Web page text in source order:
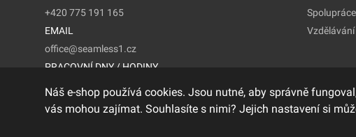
+420 775 191 165
EMAIL
office@seamless1.cz
PRACOVNÍ DNY / HODINY
Spolupráce
Vzdělávání
Náš e-shop používá cookies. Jsou nutné, aby správně
vás mohou zajímat. Souhlasíte s nimi? Jejich nastavení si